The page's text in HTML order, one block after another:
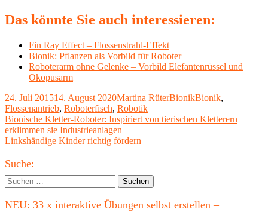
Das könnte Sie auch interessieren:
Fin Ray Effect – Flossenstrahl-Effekt
Bionik: Pflanzen als Vorbild für Roboter
Roboterarm ohne Gelenke – Vorbild Elefantenrüssel und
Okopusarm
Veröffentlicht
am
24. Juli 201514. August 2020Autor
Martina RüterKategorien
BionikSchlagwörter
Bionik,
Flossenantrieb, Roboterfisch, Robotik
Beitragsnavigation
Vorheriger
Beitrag:
Bionische Kletter-Roboter: Inspiriert von tierischen Kletterern
erklimmen sie Industrieanlagen
Nächster
Linkshändige Kinder richtig fördern
Haupt-
Seitenleiste
Suche:
Suchen
nach:
NEU: 33 x interaktive Übungen selbst erstellen –